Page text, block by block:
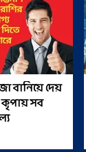
বানিয়ে দেয়
কৃপায় সব